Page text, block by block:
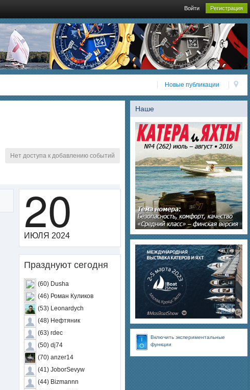
Войти Регистрация
Новые публикации
Наше
Включить экспериментальные
функции
Нет доступа к добавлению событий
20
ИЮЛЯ 2024
Празднуют сегодня
(60) Dusha
(46) Роман Куликов
(53) Leonardych
(48) Нефтяник
(63) rdec
(50) dj74
(70) anzer14
(41) JoborSevyw
(44) Bizmannn